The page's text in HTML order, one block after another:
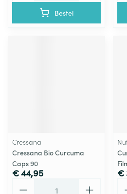
Bestel
Cressana
Cressana Bio Curcuma
Caps 90
€ 44,95 €